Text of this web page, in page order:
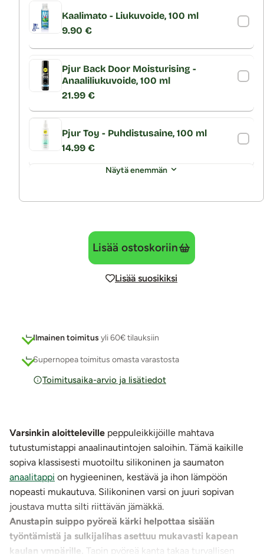
Kaalimato - Liukuvoide, 100 ml
9.90 €
Pjur Back Door Moisturising -
Anaaliliukuvoide, 100 ml
21.99 €
Pjur Toy - Puhdistusaine, 100 ml
14.99 €
Näytä enemmän
Lisää ostoskoriin
Lisää suosikiksi
Ilmainen toimitus yli 60€ tilauksiin
Supernopea toimitus omasta varastosta
Toimitusaika-arvio ja lisätiedot
Varsinkin aloitteleville peppuleikkijöille mahtava
tutustumistappi anaalinautintojen saloihin. Tämä kaikille
sopiva klassisesti muotoiltu silikoninen ja saumaton
anaalitappi on hygieeninen, kestävä ja ihon lämpöön
nopeasti mukautuva. Silikoninen varsi on juuri sopivan
joustava mutta silti riittävän jämäkkä.
Anustapin suippo pyöreä kärki helpottaa sisään
työntämistä ja sulkijalihas asettuu mukavasti kapean
kaulan ympärille. Tapin pyöreä kanta takaa turvallisen